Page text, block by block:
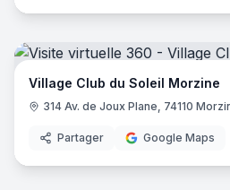
Village Club du Soleil Morzine
314 Av. de Joux Plane, 74110
Partager Google Maps